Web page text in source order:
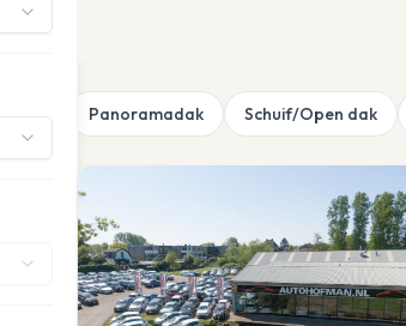
Panoramadak Schuif/Open dak